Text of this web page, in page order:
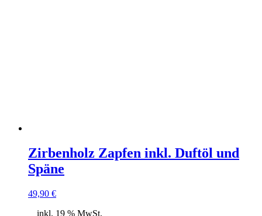
Zirbenholz Zapfen inkl. Duftöl und
Späne
49,90 €
inkl. 19 % MwSt.